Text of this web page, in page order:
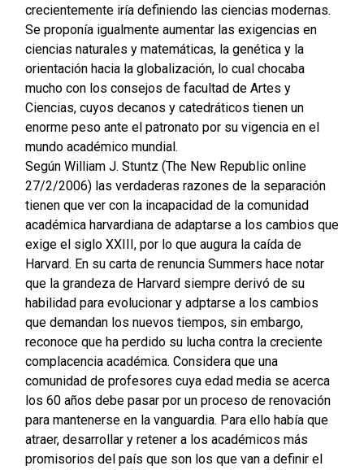
crecientemente iría definiendo las ciencias modernas.
Se proponía igualmente aumentar las exigencias en
ciencias naturales y matemáticas, la genética y la
orientación hacia la globalización, lo cual chocaba
mucho con los consejos de facultad de Artes y
Ciencias, cuyos decanos y catedráticos tienen un
enorme peso ante el patronato por su vigencia en el
mundo académico mundial.
Según William J. Stuntz (The New Republic online
27/2/2006) las verdaderas razones de la separación
tienen que ver con la incapacidad de la comunidad
académica harvardiana de adaptarse a los cambios que
exige el siglo XXIII, por lo que augura la caída de
Harvard. En su carta de renuncia Summers hace notar
que la grandeza de Harvard siempre derivó de su
habilidad para evolucionar y adptarse a los cambios
que demandan los nuevos tiempos, sin embargo,
reconoce que ha perdido su lucha contra la creciente
complacencia académica. Considera que una
comunidad de profesores cuya edad media se acerca
los 60 años debe pasar por un proceso de renovación
para mantenerse en la vanguardia. Para ello había que
atraer, desarrollar y retener a los académicos más
promisorios del país que son los que van a definir el